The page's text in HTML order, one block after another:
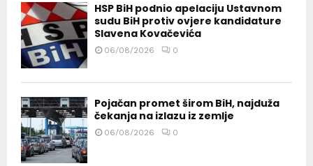
HSP BiH podnio apelaciju Ustavnom
sudu BiH protiv ovjere kandidature
Slavena Kovačevića
06/08/2026 0
Pojačan promet širom BiH, najduža
čekanja na izlazu iz zemlje
06/08/2026 0